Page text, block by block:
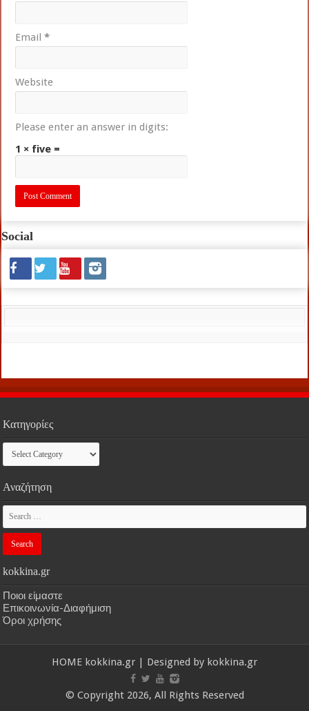
Email*
Website
Please enter an answer in digits:
1 × five =
Social
Κατηγορίες
Κατηγορίες
Αναζήτηση
kokkina.gr
Ποιοι είμαστε
Επικοινωνία-Διαφήμιση
Όροι χρήσης
HOME kokkina.gr | Designed by kokkina.gr
© Copyright 2026, All Rights Reserved